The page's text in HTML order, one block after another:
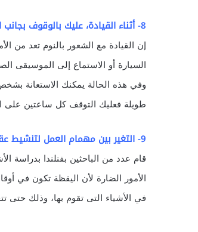
8- أثناء القيادة، عليك بالوقوف بجانب الطريق إذا شعرت بالنعاس:
إن القيادة مع الشعور بالنوم تعد من
السيارة أو الاستماع إلى الموسيقى
وفي هذه الحالة يمكنك الاستعانة
طويلة فعليك التوقف كل ساعتين على
9- التغير بين مهمام العمل لتنشيط عقلك:
الأمور الضارة لأن اليقظة تكون في
في الأشياء التى تقوم بها، وذلك